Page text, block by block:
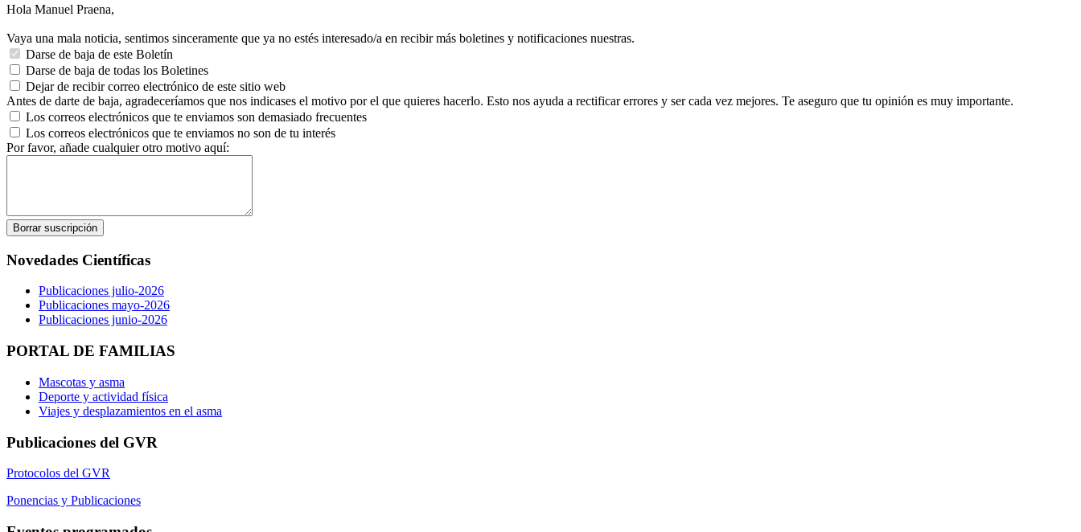
Hola Manuel Praena,
Vaya una mala noticia, sentimos sinceramente que ya no estés interesado/a en recibir más boletines y notificaciones nuestras.
Darse de baja de este Boletín
Darse de baja de todas los Boletines
Dejar de recibir correo electrónico de este sitio web
Antes de darte de baja, agradeceríamos que nos indicases el motivo por el que quieres hacerlo. Esto nos ayuda a rectificar errores y ser cada vez mejores. Te aseguro que tu opinión es muy importante.
Los correos electrónicos que te enviamos son demasiado frecuentes
Los correos electrónicos que te enviamos no son de tu interés
Por favor, añade cualquier otro motivo aquí:
Novedades Científicas
Publicaciones julio-2026
Publicaciones mayo-2026
Publicaciones junio-2026
PORTAL DE FAMILIAS
Mascotas y asma
Deporte y actividad física
Viajes y desplazamientos en el asma
Publicaciones del GVR
Protocolos del GVR
Ponencias y Publicaciones